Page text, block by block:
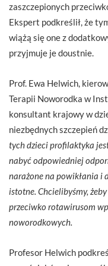
zaszczepionych
Ekspert podkreślił, że
wiążą się one z
przyjmuje je doustnie.
Prof. Ewa Helwich,
Terapii Noworodka w
konsultant krajowy w
niezbędnych szczepień
tych dzieci profilaktyka
nabyć odpowiedniej
narażone na powikłania i
istotne. Chcielibyśmy,
przeciwko rotawirusom
noworodkowych.
Profesor Helwich